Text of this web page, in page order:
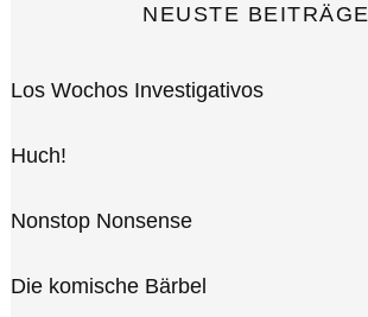
NEUSTE BEITRÄGE
Los Wochos Investigativos
Huch!
Nonstop Nonsense
Die komische Bärbel